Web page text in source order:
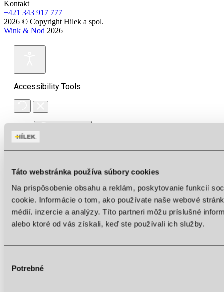
Táto webstránka používa súbory cookies
Na prispôsobenie obsahu a reklám, poskytovanie funkcií
cookie. Informácie o tom, ako používate naše webové
médií, inzercie a analýzy. Títo partneri môžu príslušné
alebo ktoré od vás získali, keď ste používali ich služby.
súhlasu
Potrebné
Kontakt
+421 343 917 777
2026 © Copyright Hilek a spol.
Wink & Nod 2026
Accessibility Tools
Monochrome
Low saturation
High saturation
Highlight headings